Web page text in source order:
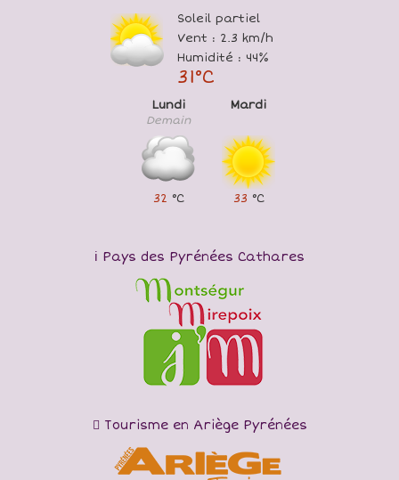
Soleil partiel
Vent : 2.3 km/h
Humidité : 44%
31°C
Lundi
Demain
32 °C
Mardi
33 °C
Pays des Pyrénées Cathares
Tourisme en Ariège Pyrénées